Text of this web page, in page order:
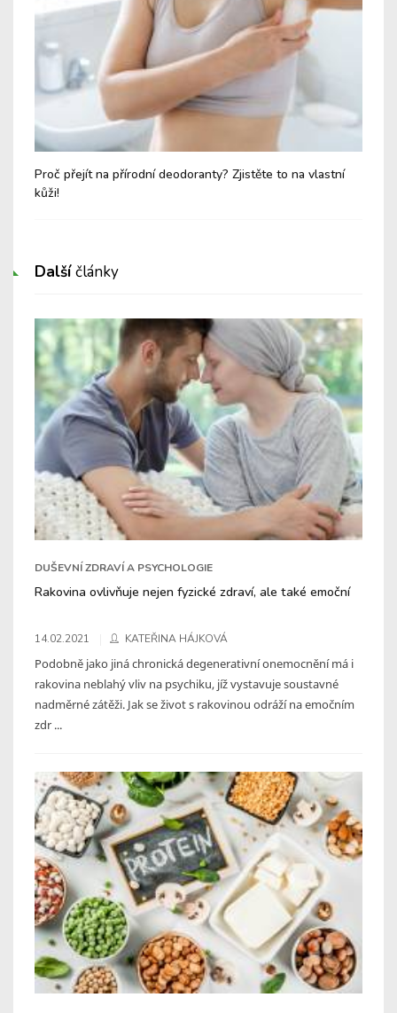
Proč přejít na přírodní deodoranty? Zjistěte to na vlastní
kůži!
Dalšíčlánky
DUŠEVNÍ ZDRAVÍ A PSYCHOLOGIE
Rakovina ovlivňuje nejen fyzické zdraví, ale také emoční
14.02.2021 KATEŘINA HÁJKOVÁ
Podobně jako jiná chronická degenerativní onemocnění má i
rakovina neblahý vliv na psychiku, jíž vystavuje soustavné
nadměrné zátěži. Jak se život s rakovinou odráží na emočním
zdr ...